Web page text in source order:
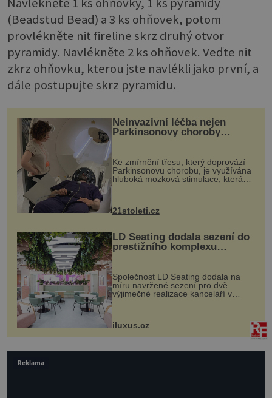
Navlékněte 1 ks ohňovky, 1 ks pyramidy
(Beadstud Bead) a 3 ks ohňovek, potom
provlékněte nit fireline skrz druhý otvor
pyramidy. Navlékněte 2 ks ohňovek. Veďte nit
zkrz ohňovku, kterou jste navlékli jako první, a
dále postupujte skrz pyramidu.
Neinvazivní léčba nejen
Parkinsonovy choroby
Ke zmírnění třesu, který doprovází
Parkinsonovu chorobu, je využívána
hluboká mozková stimulace, která
však vyžaduje vysoce invazivní
zákrok. Ultrazvuk zase není vhodný
k dostatečně přesnému zacílení ...
21stoleti.cz
LD Seating dodala sezení do
prestižního komplexu
MediaCityUK v Salfordu
Společnost LD Seating dodala na
míru navržené sezení pro dvě
výjimečné realizace kanceláří v
areálu MediaCityUK v anglickém
budov Media...
iluxus.cz
Reklama